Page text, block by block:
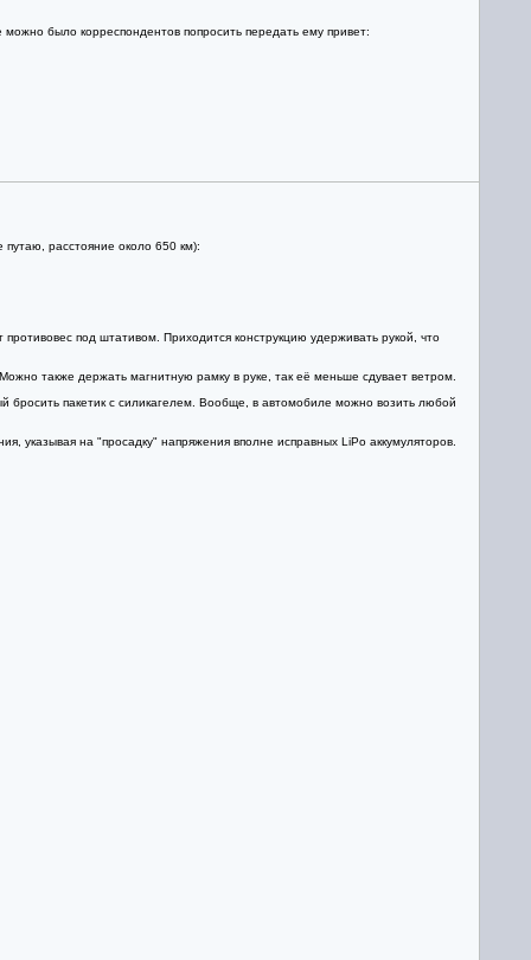
было корреспондентов попросить передать ему привет:
расстояние около 650 км):
под штативом. Приходится конструкцию удерживать рукой, что
также держать магнитную рамку в руке, так её меньше сдувает ветром.
бросить пакетик с силикагелем. Вообще, в автомобиле можно возить любой
указывая на "просадку" напряжения вполне исправных LiPo аккумуляторов.